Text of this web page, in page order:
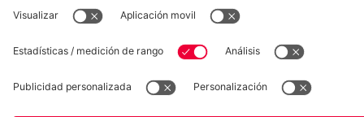
Museum Prensa Baloncesto
Aviso legal
Política de privacidad Condiciones de uso
Accesibilidad
Sistema de denuncia
Contacto Ajustes de cookies